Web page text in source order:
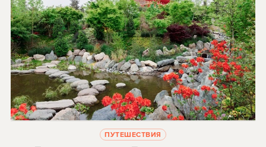
ПУТЕШЕСТВИЯ